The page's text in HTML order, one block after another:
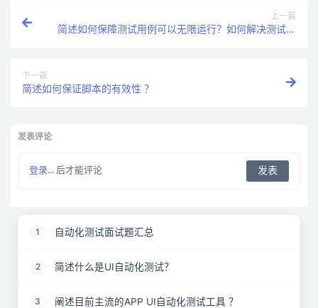
上一篇
简述如何保障测试用例可以无限运行？如何解决测试数
下一篇
简述如何保证脚本的有效性 ？
发表评论
登录... 后才能评论
1 自动化测试面试题汇总
2 简述什么是UI自动化测试？
3 阐述目前主流的APP UI自动化测试工具 ？